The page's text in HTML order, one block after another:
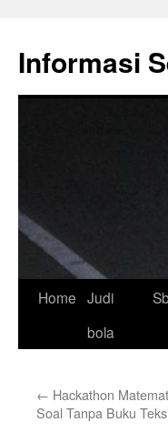
content
Informasi
Home Judi
bola
← Hackathon
Soal Tanpa Buku Teks